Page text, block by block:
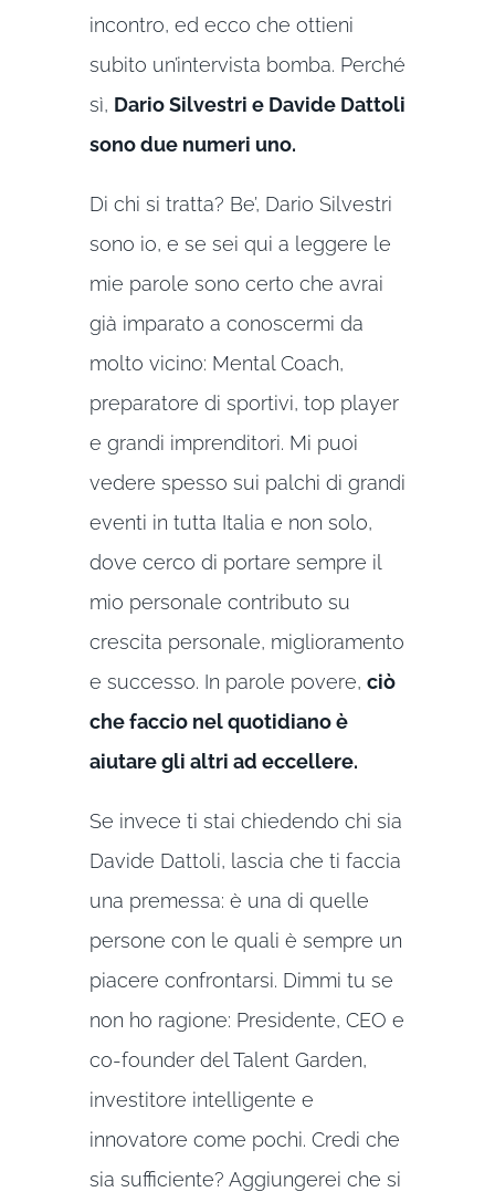
incontro, ed ecco che ottieni
subito un’intervista bomba. Perché
sì, Dario Silvestri e Davide Dattoli
sono due numeri uno.
Di chi si tratta? Be’, Dario Silvestri
sono io, e se sei qui a leggere le
mie parole sono certo che avrai
già imparato a conoscermi da
molto vicino: Mental Coach,
preparatore di sportivi, top player
e grandi imprenditori. Mi puoi
vedere spesso sui palchi di grandi
eventi in tutta Italia e non solo,
dove cerco di portare sempre il
mio personale contributo su
crescita personale, miglioramento
e successo. In parole povere, ciò
che faccio nel quotidiano è
aiutare gli altri ad eccellere.
Se invece ti stai chiedendo chi sia
Davide Dattoli, lascia che ti faccia
una premessa: è una di quelle
persone con le quali è sempre un
piacere confrontarsi. Dimmi tu se
non ho ragione: Presidente, CEO e
co-founder del Talent Garden,
investitore intelligente e
innovatore come pochi. Credi che
sia sufficiente? Aggiungerei che si